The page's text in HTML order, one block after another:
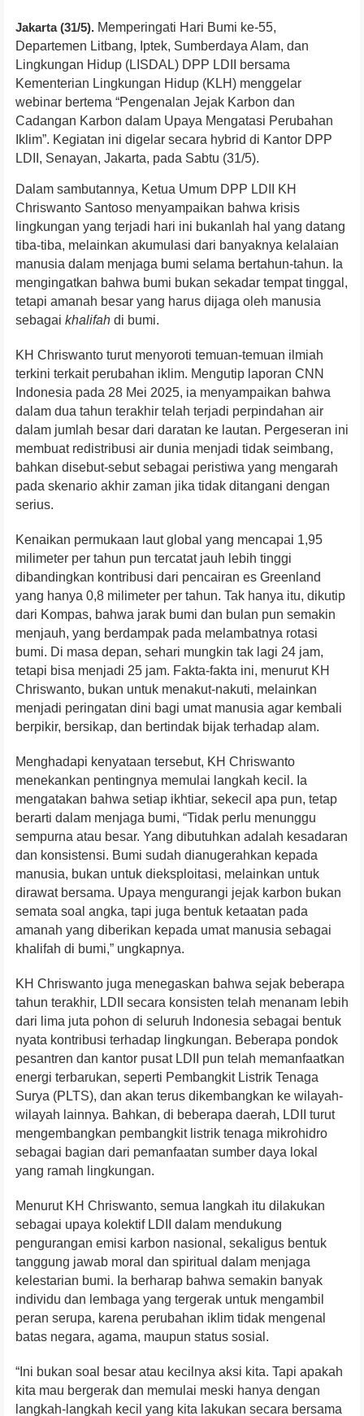
Jakarta (31/5). Memperingati Hari Bumi ke-55,
Departemen Litbang, Iptek, Sumberdaya Alam, dan
Lingkungan Hidup (LISDAL) DPP LDII bersama
Kementerian Lingkungan Hidup (KLH) menggelar
webinar bertema “Pengenalan Jejak Karbon dan
Cadangan Karbon dalam Upaya Mengatasi Perubahan
Iklim”. Kegiatan ini digelar secara hybrid di Kantor DPP
LDII, Senayan, Jakarta, pada Sabtu (31/5).
Dalam sambutannya, Ketua Umum DPP LDII KH
Chriswanto Santoso menyampaikan bahwa krisis
lingkungan yang terjadi hari ini bukanlah hal yang datang
tiba-tiba, melainkan akumulasi dari banyaknya kelalaian
manusia dalam menjaga bumi selama bertahun-tahun. Ia
mengingatkan bahwa bumi bukan sekadar tempat tinggal,
tetapi amanah besar yang harus dijaga oleh manusia
sebagai khalifah di bumi.
KH Chriswanto turut menyoroti temuan-temuan ilmiah
terkini terkait perubahan iklim. Mengutip laporan CNN
Indonesia pada 28 Mei 2025, ia menyampaikan bahwa
dalam dua tahun terakhir telah terjadi perpindahan air
dalam jumlah besar dari daratan ke lautan. Pergeseran ini
membuat redistribusi air dunia menjadi tidak seimbang,
bahkan disebut-sebut sebagai peristiwa yang mengarah
pada skenario akhir zaman jika tidak ditangani dengan
serius.
Kenaikan permukaan laut global yang mencapai 1,95
milimeter per tahun pun tercatat jauh lebih tinggi
dibandingkan kontribusi dari pencairan es Greenland
yang hanya 0,8 milimeter per tahun. Tak hanya itu, dikutip
dari Kompas, bahwa jarak bumi dan bulan pun semakin
menjauh, yang berdampak pada melambatnya rotasi
bumi. Di masa depan, sehari mungkin tak lagi 24 jam,
tetapi bisa menjadi 25 jam. Fakta-fakta ini, menurut KH
Chriswanto, bukan untuk menakut-nakuti, melainkan
menjadi peringatan dini bagi umat manusia agar kembali
berpikir, bersikap, dan bertindak bijak terhadap alam.
Menghadapi kenyataan tersebut, KH Chriswanto
menekankan pentingnya memulai langkah kecil. Ia
mengatakan bahwa setiap ikhtiar, sekecil apa pun, tetap
berarti dalam menjaga bumi, “Tidak perlu menunggu
sempurna atau besar. Yang dibutuhkan adalah kesadaran
dan konsistensi. Bumi sudah dianugerahkan kepada
manusia, bukan untuk dieksploitasi, melainkan untuk
dirawat bersama. Upaya mengurangi jejak karbon bukan
semata soal angka, tapi juga bentuk ketaatan pada
amanah yang diberikan kepada umat manusia sebagai
khalifah di bumi,” ungkapnya.
KH Chriswanto juga menegaskan bahwa sejak beberapa
tahun terakhir, LDII secara konsisten telah menanam lebih
dari lima juta pohon di seluruh Indonesia sebagai bentuk
nyata kontribusi terhadap lingkungan. Beberapa pondok
pesantren dan kantor pusat LDII pun telah memanfaatkan
energi terbarukan, seperti Pembangkit Listrik Tenaga
Surya (PLTS), dan akan terus dikembangkan ke wilayah-
wilayah lainnya. Bahkan, di beberapa daerah, LDII turut
mengembangkan pembangkit listrik tenaga mikrohidro
sebagai bagian dari pemanfaatan sumber daya lokal
yang ramah lingkungan.
Menurut KH Chriswanto, semua langkah itu dilakukan
sebagai upaya kolektif LDII dalam mendukung
pengurangan emisi karbon nasional, sekaligus bentuk
tanggung jawab moral dan spiritual dalam menjaga
kelestarian bumi. Ia berharap bahwa semakin banyak
individu dan lembaga yang tergerak untuk mengambil
peran serupa, karena perubahan iklim tidak mengenal
batas negara, agama, maupun status sosial.
“Ini bukan soal besar atau kecilnya aksi kita. Tapi apakah
kita mau bergerak dan memulai meski hanya dengan
langkah-langkah kecil yang kita lakukan secara bersama